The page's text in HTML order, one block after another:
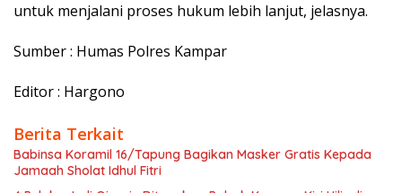
untuk menjalani proses hukum lebih lanjut, jelasnya.
Sumber : Humas Polres Kampar
Editor : Hargono
Berita Terkait
Babinsa Koramil 16/Tapung Bagikan Masker Gratis Kepada
Jamaah Sholat Idhul Fitri